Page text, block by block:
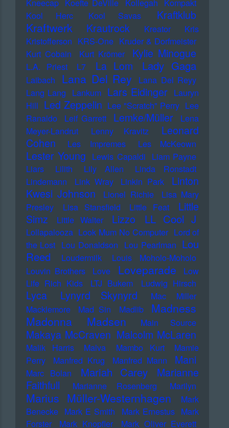
Kneecap Koefte DeVille Kollegah Kompakt
Kool Herc
Kool Savas Kraftklub
Kraftwerk Krautrock Kreator
Kris
Kristofferson KRS-One Kruder & Dorfmeister
Kurt Cobain
Kurt Krömer Kylie Minogue
L.A. Priest L7 La Lom Lady Gaga
Laibach Lana Del Rey
Lana Del Reyy
Lang Lang Lankum Lars Eidinger Lauryn
Hill Led Zeppelin Lee "Scratch" Perry Lee
Ranaldo
Leif Garrett Lemke/Müller
Lena
Meyer-Landrut
Lenny Kravitz
Leonard
Cohen
Les Impremes Les McKeown
Lester Young Lewis Capaldi Liam Payne
Liars
Lilith Lily Allen
Linda Ronstadt
Lindemann
Link Wray Linkin Park
Linton
Kwesi Johnson
Lionel Richie
Lisa Mary
Presley
Lisa Stansfield Little Feat
Little
Simz
Little Walter Lizzo LL Cool J
Lollapalooza Look Mum No Computer Lord of
the Lost Lou Donaldson Lou Pearlman Lou
Reed
Loudermilk
Louis Moholo-Moholo
Louvin Brothers
Love Loveparade
Low
Life Rich Kids
LTJ Bukem Ludwig Hirsch
Lyca Lynyrd Skynyrd
Mac Miller
Macklemore
Mad Sin Madlib
Madness
Madonna
Madsen Main Source
Makaya McCraven Malcolm McLaren
Malik Harris Malva Mambo Kurt
Mamie
Perry
Manfred Krug Manfred Mann Mani
Marc Bolan Mariah Carey
Marianne
Faithfull
Marianne Rosenberg Marilyn
Marius Müller-Westernhagen
Mark
Benecke Mark E Smith Mark Ernestus Mark
Forster
Mark Knopfler
Mark Oliver Everett